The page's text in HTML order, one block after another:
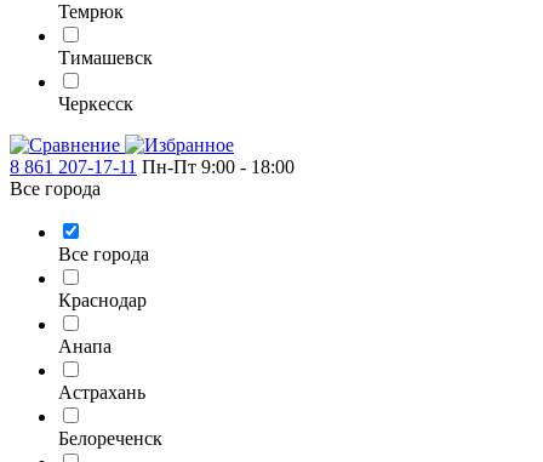
Темрюк
Тимашевск
Черкесск
8 861 207-17-11 Пн-Пт 9:00 - 18:00
Все города
Все города
Краснодар
Анапа
Астрахань
Белореченск